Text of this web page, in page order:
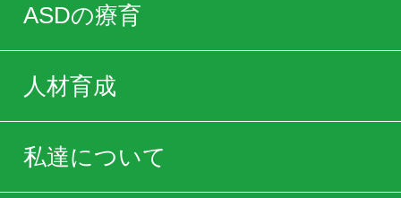
ASDの療育
人材育成
私達について